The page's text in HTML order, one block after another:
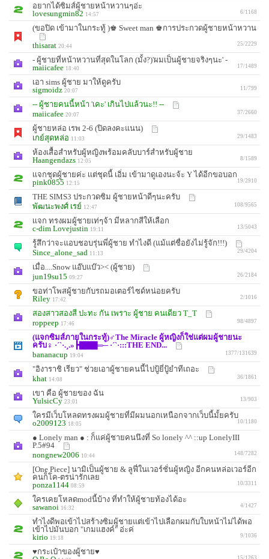
อยากได้ซิมส์ผู้ชายหน้าหวานๆอ่ะ
lovesungmin82 14:57 6/1168
(ขอปิด เข้ามาในกระทู้ )♚ Sweet man ♚การประกวดผู้ชายหน้าหวาน
thisarat 20:44 25/2229
- ผู้ชายที่หน้าหวานที่สุดในโลก (มั้ง?)'ผมเป็นผู้ชายจริงๆนะ' -
maiicafee 18:40 17/1489
เอา sims ผู้ชาย มาให้ดูครับ
sigmoidz 20:07 11/799
-- ผู้ชายคนนี้หน้า 'เคะ' เกินไปแล้วนะ!! --
maiicafee 20:07 37/2660
ผู้ชายหล่อ เรพ 2-6 (ปิดลงคะแนน)
เกย์สุดหล่อ 11:03 29/1483
ห้องเสื้อสำหรับผู้หญิงพร้อมคลับบาร์สำหรับผู้ชาย
Haangendazs 12:05 8/1589
เเจกชุดผู้ชายค่ะ เเต่ชุดนี้ เอิ่ม เข้ามาดูเองนะจ้ะ Y ได้อีกขอบอก
pink0855 12:15 19/2910
THE SIMS3 ประกวดซิม ผู้ชายหน้าดีๆนะครับ
พัฒนะพงศ์ เรย์ 12:47 108/9565
เเจก ทรงผมผู้ชายเท่ๆจ้า มีหลากสีให้เลือก
c-dim Lovejustin 19:11 13/5043
รู้สึกว่าจะแอบชอบรุ่นพี่ผู้ชาย ทำไงดี (แม้แต่ชื่อยังไม่รู้จัก!!!)
Since_alone_sad 11:13 29/4204
เมื่อ....Snow แอ๊บแบ๊ว>< (ผู้ชาย)
jun19su15 09:27 26/2184
ขอท่าโพสผู้ชายกับรถมอเตอร์ไซด์หน่อยครับ
Riley 17:42 2/1016
สองสาวสองสี ปะทะ กัน เพราะ ผู้ชาย คนเดียว T_T
roppeep 17:46 98/4897
(แจกซิมส์ภายในกระทู้)♂The Miracle ผู้หญิงก็ใช่แต่ผมผู้ชายนะ
ครับ♀ ·´`·.¸.»┣▇▇▇═─ ·´`·:::THE END...
bananacup 19:04 1377/131639
"อิงาราชิ เรียว" ช่วยเอาผู้ชายคนนี้ไปปู้ยี่ปู้ยำทีเถอะ
khat 14:08 36/1861
เขา คือ ผู้ชายของ ฉัน
YulsicCy 23:01 13/903
ใครมีเว็บโหลดทรงผมผู้ชายที่มีผมนอกเหนือกจากเว็บนี้มั้ยครับ
o2009123 18:05 10/1180
● Lonely man ● : ก็แค่ผู้ชายคนนึงที่ So lonely ^^ ::up LonelyIII
P.5#94
nongnew2006 10:44 148/7282
[One Piece] นามิเป็นผู้ชาย & ลูฟี่ในเวอร์ชั่นผู้หญิง อีกคนหล่อเวอร์อีก
คนก็โค-ตรน่ารักเลย
ponza1144 08:59 10/3311
ใครเคยโหลดmodนี้บ้าง ที่ทำให้ผู้ชายท้องได้อะ
sawanoi 16:32 4/1427
ทำไงดีพอเข้าไปสร้างซิมผู้ชายแต่เข้าไปเลือกผมกับใบหน้าไม่ได้พอ
เข้าไปมันบอก "เกมแฮงค์" อ่ะค่
kirio 19:18 9/1036
♥กระเป๋าของผู้ชาย♥
15/1263